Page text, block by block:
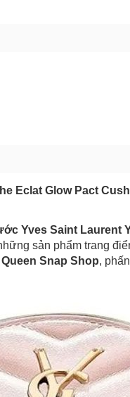
Eclat Glow Pact
Yves Saint Laurent
sản phẩm trang
Queen Snap Shop,